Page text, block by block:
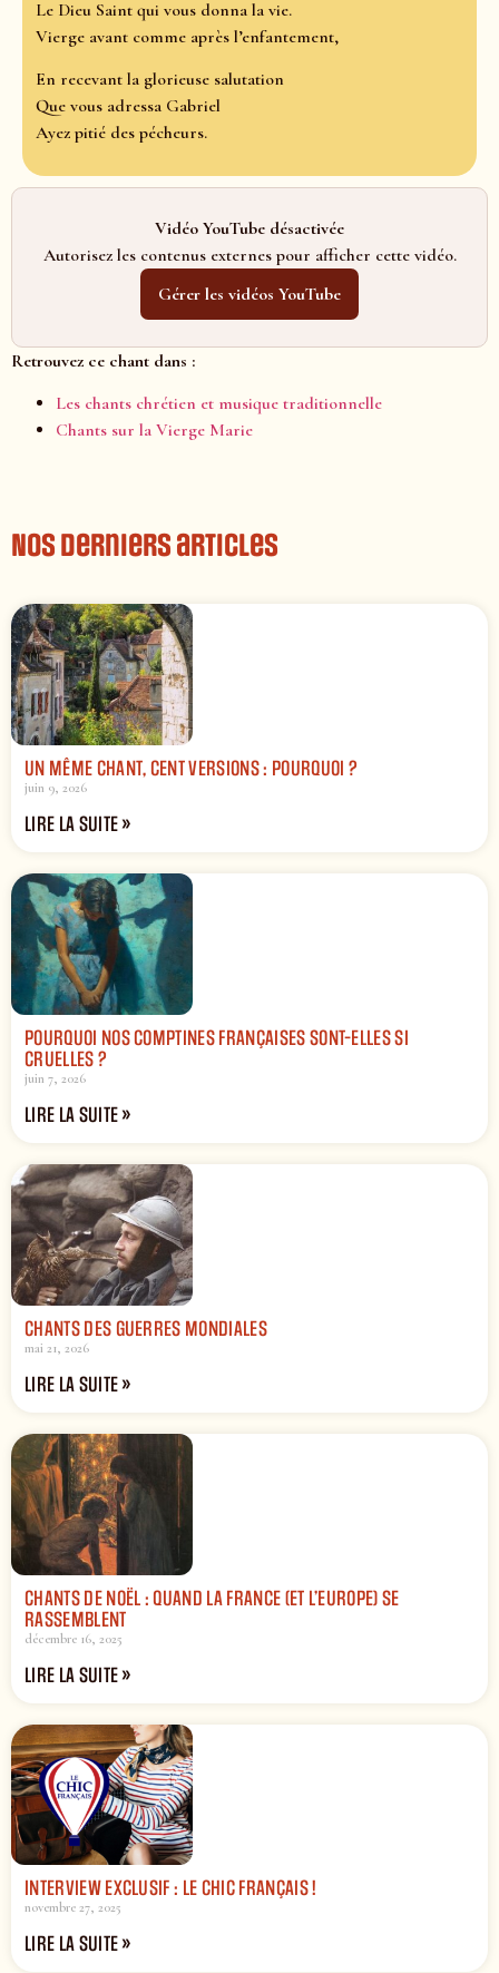
Le Dieu Saint qui vous donna la vie.
Vierge avant comme après l’enfantement,
En recevant la glorieuse salutation
Que vous adressa Gabriel
Ayez pitié des pécheurs.
Vidéo YouTube désactivée
Autorisez les contenus externes pour afficher cette vidéo.
Gérer les vidéos YouTube
Retrouvez ce chant dans :
Les chants chrétien et musique traditionnelle
Chants sur la Vierge Marie
Nos derniers articles
UN MÊME CHANT, CENT VERSIONS : POURQUOI ?
juin 9, 2026
LIRE LA SUITE »
POURQUOI NOS COMPTINES FRANÇAISES SONT-ELLES SI
CRUELLES ?
juin 7, 2026
LIRE LA SUITE »
CHANTS DES GUERRES MONDIALES
mai 21, 2026
LIRE LA SUITE »
CHANTS DE NOËL : QUAND LA FRANCE (ET L’EUROPE) SE
RASSEMBLENT
décembre 16, 2025
LIRE LA SUITE »
INTERVIEW EXCLUSIF : LE CHIC FRANÇAIS !
novembre 27, 2025
LIRE LA SUITE »